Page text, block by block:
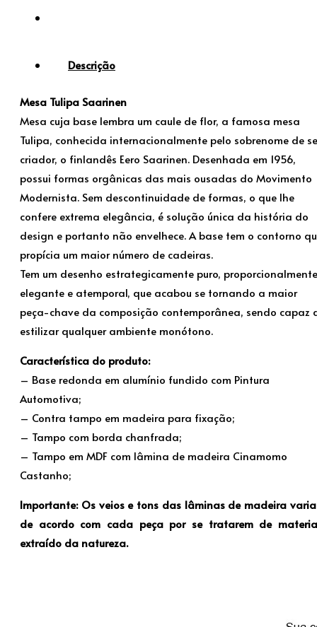
Descrição
Mesa Tulipa Saarinen
Mesa cuja base lembra um caule de flor, a famosa mesa
Tulipa, conhecida internacionalmente pelo sobrenome de
criador, o finlandês Eero Saarinen. Desenhada em 1956,
possui formas orgânicas das mais ousadas do Movimento
Modernista. Sem descontinuidade de formas, o que lhe
confere extrema elegância, é solução única da história do
design e portanto não envelhece. A base tem o contorno
propícia um maior número de cadeiras.
Tem um desenho estrategicamente puro, proporcionalmente
elegante e atemporal, que acabou se tornando a maior
peça-chave da composição contemporânea, sendo capaz
estilizar qualquer ambiente monótono.
Característica do produto:
– Base redonda em alumínio fundido com Pintura
Automotiva;
– Contra tampo em madeira para fixação;
– Tampo com borda chanfrada;
– Tampo em MDF com lâmina de madeira Cinamomo
Castanho;
Importante: Os veios e tons das lâminas de madeira
de acordo com cada peça por se tratarem de
extraído da natureza.